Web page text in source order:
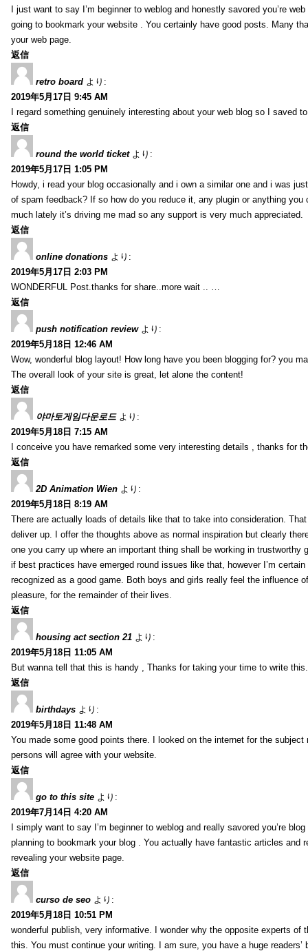
I just want to say I’m beginner to weblog and honestly savored you’re
going to bookmark your website . You certainly have good posts. Many
your web page.
返信
retro board より:
2019年5月17日 9:45 AM
I regard something genuinely interesting about your web blog so I saved
返信
round the world ticket より:
2019年5月17日 1:05 PM
Howdy, i read your blog occasionally and i own a similar one and i was
of spam feedback? If so how do you reduce it, any plugin or anything you
much lately it’s driving me mad so any support is very much appreciated.
返信
online donations より:
2019年5月17日 2:03 PM
WONDERFUL Post.thanks for share..more wait .. …
返信
push notification review より:
2019年5月18日 12:46 AM
Wow, wonderful blog layout! How long have you been blogging for? you
The overall look of your site is great, let alone the content!
返信
야마토게임다운로드 より:
2019年5月18日 7:15 AM
I conceive you have remarked some very interesting details , thanks for
返信
2D Animation Wien より:
2019年5月18日 8:19 AM
There are actually loads of details like that to take into consideration.
deliver up. I offer the thoughts above as normal inspiration but clearly
one you carry up where an important thing shall be working in trustworthy
if best practices have emerged round issues like that, however I’m
recognized as a good game. Both boys and girls really feel the influence
pleasure, for the remainder of their lives.
返信
housing act section 21 より:
2019年5月18日 11:05 AM
But wanna tell that this is handy , Thanks for taking your time to write this.
返信
birthdays より:
2019年5月18日 11:48 AM
You made some good points there. I looked on the internet for the subject
persons will agree with your website.
返信
go to this site より:
2019年7月14日 4:20 AM
I simply want to say I’m beginner to weblog and really savored you’re
planning to bookmark your blog . You actually have fantastic articles and
revealing your website page.
返信
curso de seo より:
2019年5月18日 10:51 PM
wonderful publish, very informative. I wonder why the opposite experts of
this. You must continue your writing. I am sure, you have a huge readers’